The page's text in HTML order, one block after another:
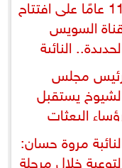
11 عامًا على افتتاح
السويس
النائبة
مجلس
يستقبل
البعثات
بالخارجمروة حسان:
خلال مرحلة